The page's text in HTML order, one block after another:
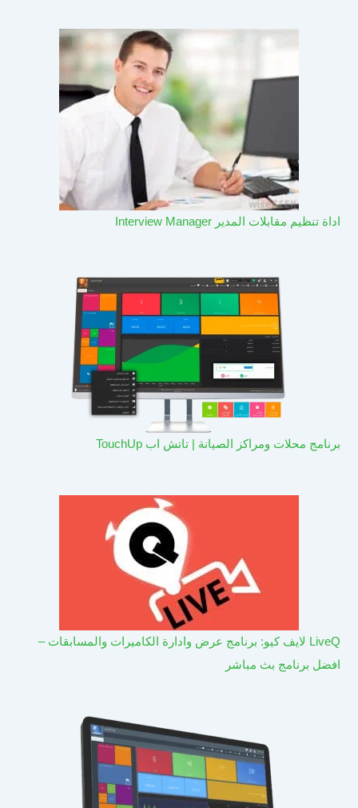
اداة تنظيم مقابلات المدير Interview Manager
برنامج محلات ومراكز الصيانة | تاتش اب TouchUp
LiveQ لايف كيو: برنامج عرض وادارة الكاميرات والمسابقات –
افضل برنامج بث مباشر